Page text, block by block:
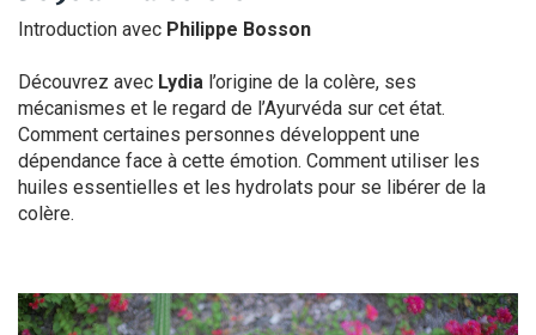
Introduction avec Philippe Bosson
Découvrez avec Lydia l’origine de la colère, ses
mécanismes et le regard de l’Ayurvéda sur cet état.
Comment certaines personnes développent une
dépendance face à cette émotion. Comment utiliser les
huiles essentielles et les hydrolats pour se libérer de la
colère.